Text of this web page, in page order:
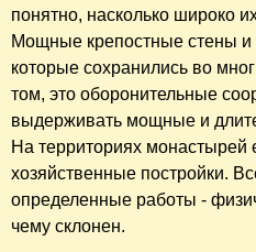
понятно, насколько широко
Мощные крепостные стены
которые сохранились во
том, это оборонительные
выдерживать мощные и
На территориях монастырей
хозяйственные постройки.
определенные работы -
чему склонен.